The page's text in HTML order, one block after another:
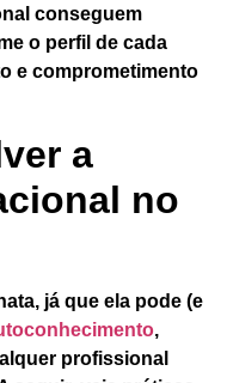
conseguem
o perfil de cada
e comprometimento
a
no
já que ela pode (e
,
profissional